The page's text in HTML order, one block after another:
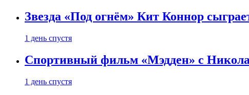
Звезда «Под огнём» Кит Коннор
1 день спустя
Спортивный фильм «Мэдден» с
1 день спустя